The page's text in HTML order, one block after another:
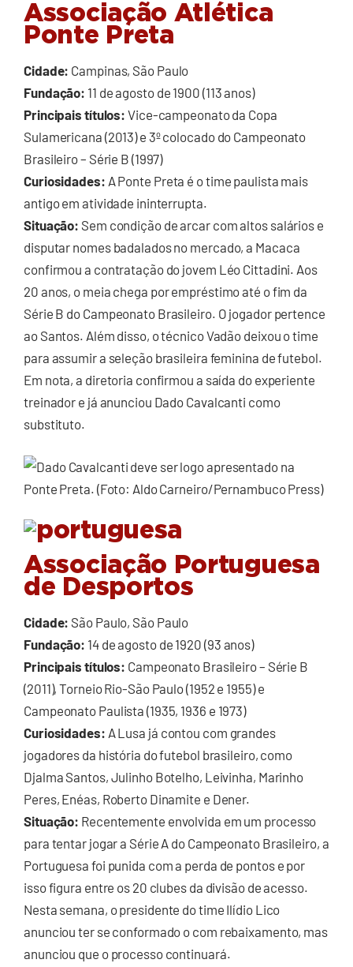
Associação Atlética
Ponte Preta
Cidade: Campinas, São Paulo
Fundação: 11 de agosto de 1900 (113 anos)
Principais títulos: Vice-campeonato da Copa
Sulamericana (2013) e 3º colocado do Campeonato
Brasileiro – Série B (1997)
Curiosidades: A Ponte Preta é o time paulista mais
antigo em atividade ininterrupta.
Situação: Sem condição de arcar com altos salários e
disputar nomes badalados no mercado, a Macaca
confirmou a contratação do jovem Léo Cittadini. Aos
20 anos, o meia chega por empréstimo até o fim da
Série B do Campeonato Brasileiro. O jogador pertence
ao Santos. Além disso, o técnico Vadão deixou o time
para assumir a seleção brasileira feminina de futebol.
Em nota, a diretoria confirmou a saída do experiente
treinador e já anunciou Dado Cavalcanti como
substituto.
Associação Portuguesa
de Desportos
Cidade: São Paulo, São Paulo
Fundação: 14 de agosto de 1920 (93 anos)
Principais títulos: Campeonato Brasileiro – Série B
(2011), Torneio Rio-São Paulo (1952 e 1955) e
Campeonato Paulista (1935, 1936 e 1973)
Curiosidades: A Lusa já contou com grandes
jogadores da história do futebol brasileiro, como
Djalma Santos, Julinho Botelho, Leivinha, Marinho
Peres, Enéas, Roberto Dinamite e Dener.
Situação: Recentemente envolvida em um processo
para tentar jogar a Série A do Campeonato Brasileiro, a
Portuguesa foi punida com a perda de pontos e por
isso figura entre os 20 clubes da divisão de acesso.
Nesta semana, o presidente do time Ilídio Lico
anunciou ter se conformado o com rebaixamento, mas
anunciou que o processo continuará.